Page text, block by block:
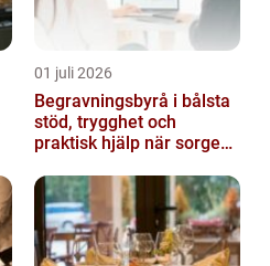
01 juli 2026
Begravningsbyrå i bålsta
stöd, trygghet och
praktisk hjälp när sorgen